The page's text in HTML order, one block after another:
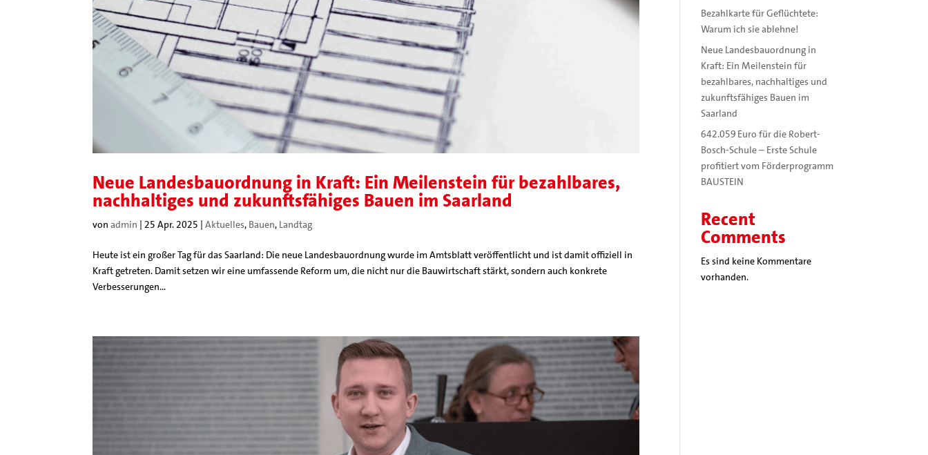
Neue Landesbauordnung in Kraft: Ein Meilenstein für bezahlbares,
nachhaltiges und zukunftsfähiges Bauen im Saarland
vonadmin |25 Apr. 2025 |Aktuelles, Bauen, Landtag
Heute ist ein großer Tag für das Saarland: Die neue Landesbauordnung wurde im Amtsblatt veröffentlicht und ist damit offiziell in
Kraft getreten. Damit setzen wir eine umfassende Reform um, die nicht nur die Bauwirtschaft stärkt, sondern auch konkrete
Verbesserungen...
Bezahlkarte für Geflüchtete:
Warum ich sie ablehne!
Neue Landesbauordnung in
Kraft: Ein Meilenstein für
bezahlbares, nachhaltiges und
zukunftsfähiges Bauen im
Saarland
642.059 Euro für die Robert-
Bosch-Schule – Erste Schule
profitiert vom Förderprogramm
BAUSTEIN
Recent
Comments
Es sind keine Kommentare
vorhanden.